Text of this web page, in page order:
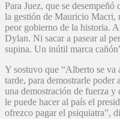
Para Juez, que se
la gestión de Mauricio Macri,
peor gobierno de la historia.
Dylan. Ni sacar a pasear al
supina. Un inútil marca
Y sostuvo que “Alberto se va
tarde, para demostrarle
una demostración de fuerza
le puede hacer al país el
ofrezco pagar el psiquiatra”,